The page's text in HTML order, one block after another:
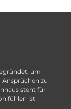
um
zu
steht für
ist